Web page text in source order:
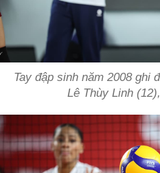
Tay đập sinh năm 2008 ghi
Lê Thùy Linh